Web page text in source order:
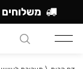
משלוחים